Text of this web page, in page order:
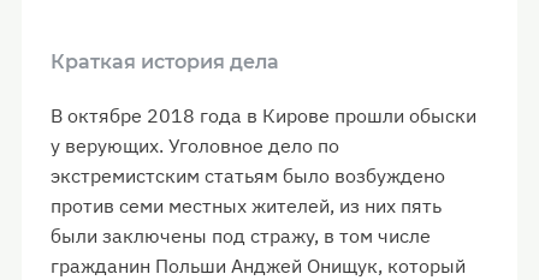
Краткая история дела
В октябре 2018 года в Кирове прошли обыски
у верующих. Уголовное дело по
экстремистским статьям было возбуждено
против семи местных жителей, из них пять
были заключены под стражу, в том числе
гражданин Польши Анджей Онищук, который